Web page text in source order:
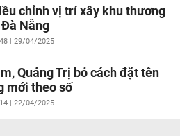
chỉnh vị trí xây khu thương
Nẵng
| 29/04/2025
Quảng Trị bỏ cách đặt tên
mới theo số
| 22/04/2025